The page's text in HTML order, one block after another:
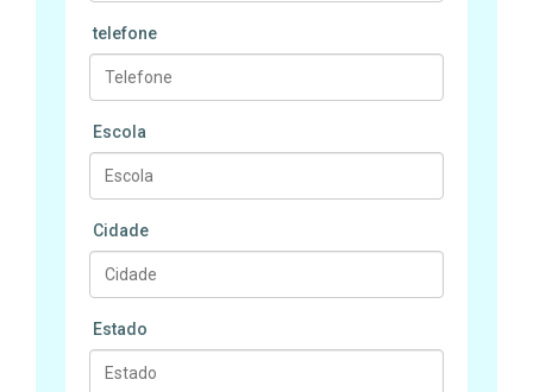
telefone
Escola
Cidade
Estado